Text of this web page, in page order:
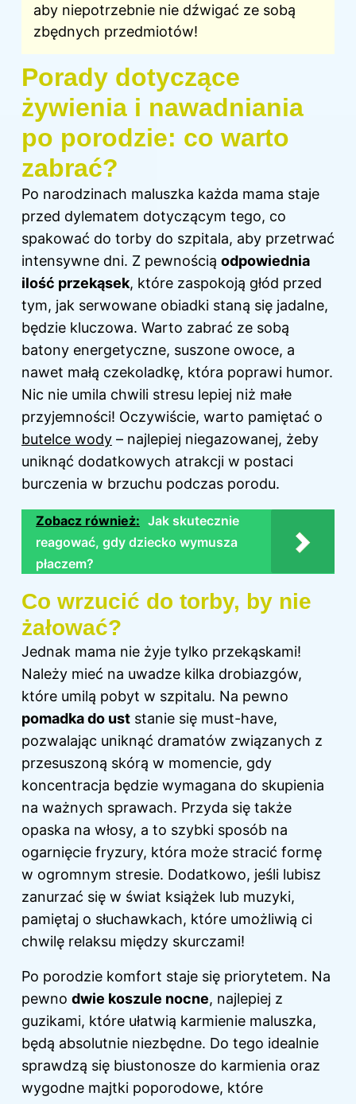
aby niepotrzebnie nie dźwigać ze sobą
zbędnych przedmiotów!
Porady dotyczące
żywienia i nawadniania
po porodzie: co warto
zabrać?
Po narodzinach maluszka każda mama staje
przed dylematem dotyczącym tego, co
spakować do torby do szpitala, aby przetrwać
intensywne dni. Z pewnością odpowiednia
ilość przekąsek, które zaspokoją głód przed
tym, jak serwowane obiadki staną się jadalne,
będzie kluczowa. Warto zabrać ze sobą
batony energetyczne, suszone owoce, a
nawet małą czekoladkę, która poprawi humor.
Nic nie umila chwili stresu lepiej niż małe
przyjemności! Oczywiście, warto pamiętać o
butelce wody – najlepiej niegazowanej, żeby
uniknąć dodatkowych atrakcji w postaci
burczenia w brzuchu podczas porodu.
Zobacz również: Jak skutecznie
reagować, gdy dziecko wymusza
płaczem?
Co wrzucić do torby, by nie
żałować?
Jednak mama nie żyje tylko przekąskami!
Należy mieć na uwadze kilka drobiazgów,
które umilą pobyt w szpitalu. Na pewno
pomadka do ust stanie się must-have,
pozwalając uniknąć dramatów związanych z
przesuszoną skórą w momencie, gdy
koncentracja będzie wymagana do skupienia
na ważnych sprawach. Przyda się także
opaska na włosy, a to szybki sposób na
ogarnięcie fryzury, która może stracić formę
w ogromnym stresie. Dodatkowo, jeśli lubisz
zanurzać się w świat książek lub muzyki,
pamiętaj o słuchawkach, które umożliwią ci
chwilę relaksu między skurczami!
Po porodzie komfort staje się priorytetem. Na
pewno dwie koszule nocne, najlepiej z
guzikami, które ułatwią karmienie maluszka,
będą absolutnie niezbędne. Do tego idealnie
sprawdzą się biustonosze do karmienia oraz
wygodne majtki poporodowe, które